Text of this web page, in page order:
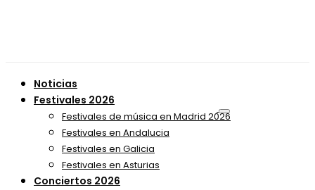
Noticias
Festivales 2026
Festivales de música en Madrid 2026
Festivales en Andalucia
Festivales en Galicia
Festivales en Asturias
Conciertos 2026